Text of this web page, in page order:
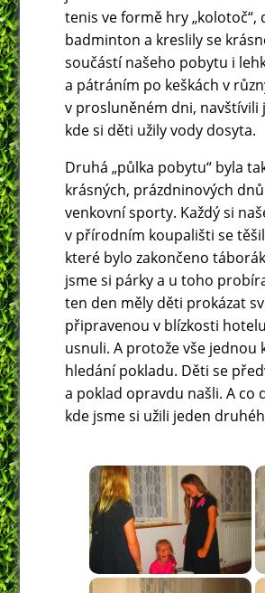
tenis ve formě hry
badminton a kreslily se
součástí našeho pobytu i
a pátráním po keškách v
v prosluněném dni, navštívili
kde si děti užily vody dosyta.
Druhá „půlka pobytu“ byla
krásných, prázdninových
venkovní sporty. Každý si
v přírodním koupališti se
které bylo zakončeno
jsme si párky a u toho
ten den měly děti prokázat
připravenou v blízkosti
usnuli. A protože vše
hledání pokladu. Děti se
a poklad opravdu našli. A co
kde jsme si užili jeden